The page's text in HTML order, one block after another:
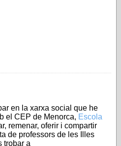
en la xarxa social que he
el CEP de Menorca, Escola
remenar, oferir i compartir
de professors de les Illes
trobar a